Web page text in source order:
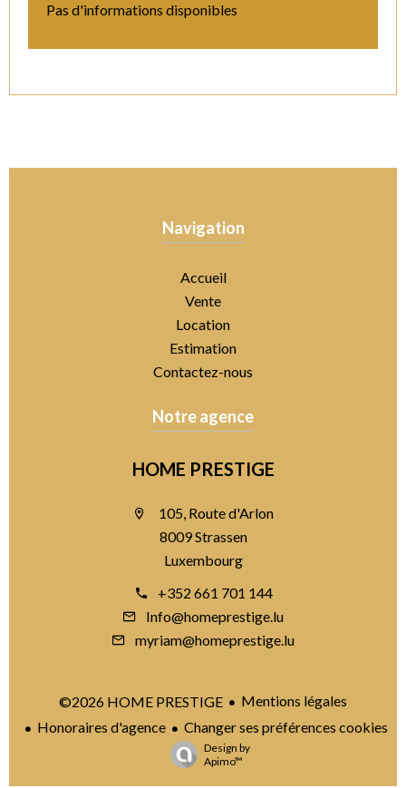
Pas d'informations disponibles
Navigation
Accueil
Vente
Location
Estimation
Contactez-nous
Notre agence
HOME PRESTIGE
105, Route d'Arlon
8009 Strassen
Luxembourg
+352 661 701 144
Info@homeprestige.lu
myriam@homeprestige.lu
©2026 HOME PRESTIGE
Mentions légales
Honoraires d'agence
Changer ses préférences cookies
Design by
Apimo™